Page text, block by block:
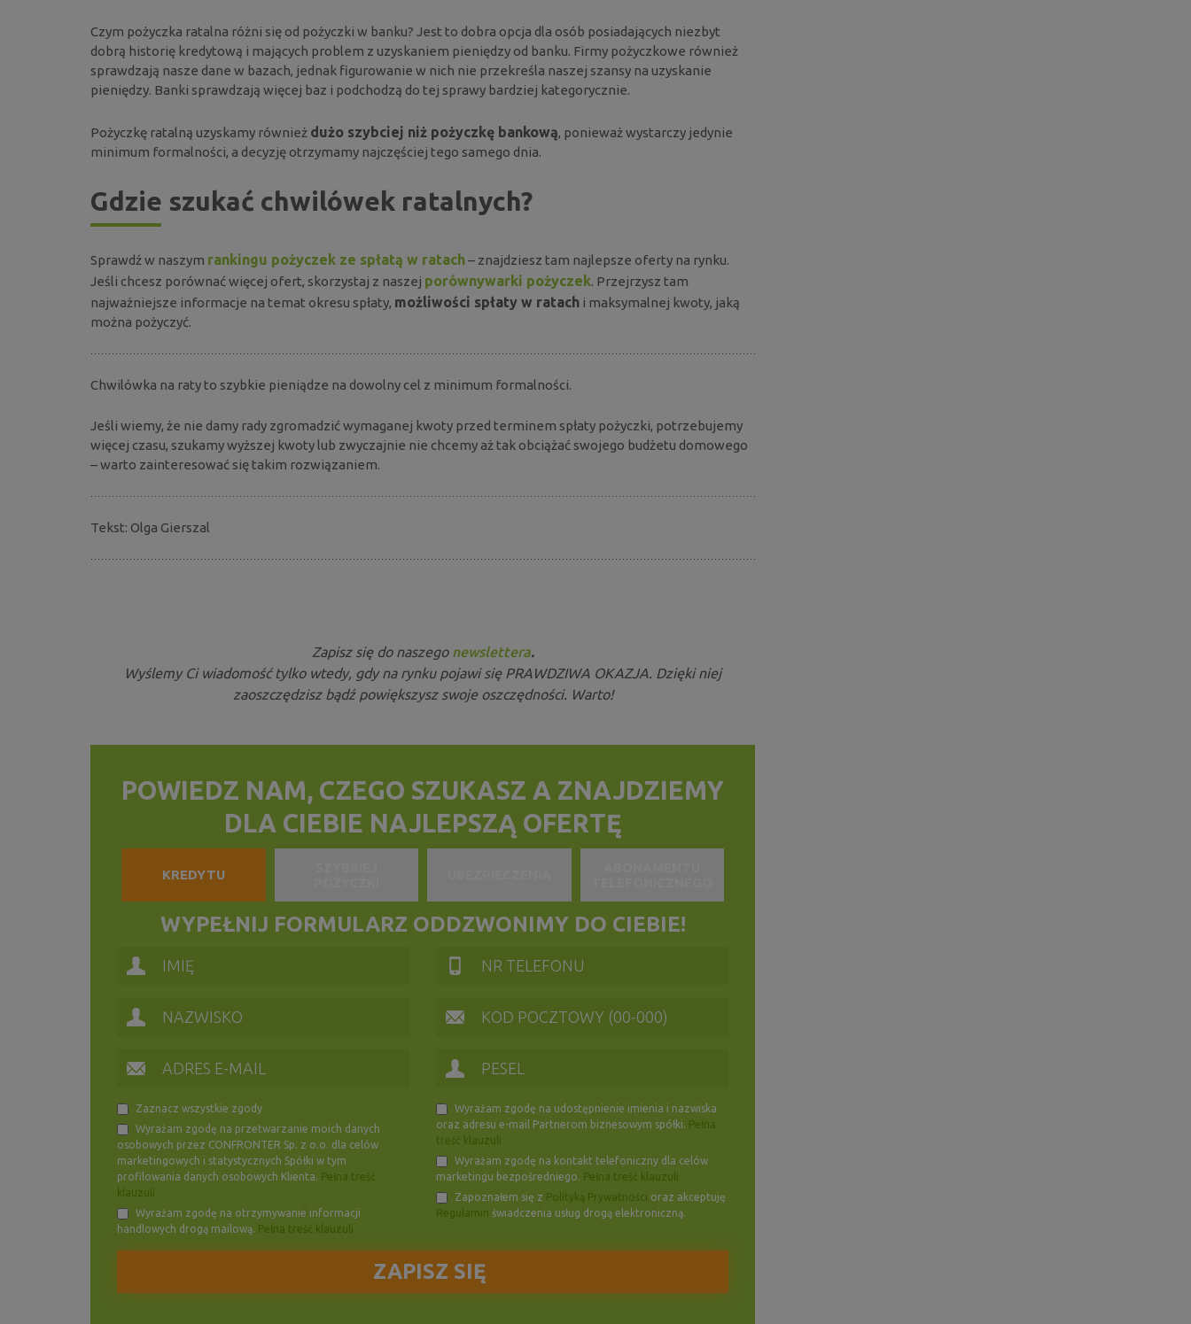
Czym pożyczka ratalna różni się od pożyczki w banku? Jest to dobra opcja dla osób posiadających niezbyt
dobrą historię kredytową i mających problem z uzyskaniem pieniędzy od banku. Firmy pożyczkowe również
sprawdzają nasze dane w bazach, jednak figurowanie w nich nie przekreśla naszej szansy na uzyskanie
pieniędzy. Banki sprawdzają więcej baz i podchodzą do tej sprawy bardziej kategorycznie.
Pożyczkę ratalną uzyskamy również dużo szybciej niż pożyczkę bankową, ponieważ wystarczy jedynie
minimum formalności, a decyzję otrzymamy najczęściej tego samego dnia.
Gdzie szukać chwilówek ratalnych?
Sprawdź w naszym rankingu pożyczek ze spłatą w ratach– znajdziesz tam najlepsze oferty na rynku.
Jeśli chcesz porównać więcej ofert, skorzystaj z naszej porównywarki pożyczek. Przejrzysz tam
najważniejsze informacje na temat okresu spłaty, możliwości spłaty w ratach i maksymalnej kwoty, jaką
można pożyczyć.
Chwilówka na raty to szybkie pieniądze na dowolny cel z minimum formalności.
Jeśli wiemy, że nie damy rady zgromadzić wymaganej kwoty przed terminem spłaty pożyczki, potrzebujemy
więcej czasu, szukamy wyższej kwoty lub zwyczajnie nie chcemy aż tak obciążać swojego budżetu domowego
– warto zainteresować się takim rozwiązaniem.
Tekst: Olga Gierszal
Zapisz się do naszego newslettera.
Wyślemy Ci wiadomość tylko wtedy, gdy na rynku pojawi się PRAWDZIWA OKAZJA. Dzięki niej
zaoszczędzisz bądź powiększysz swoje oszczędności. Warto!
POWIEDZ NAM, CZEGO SZUKASZ A ZNAJDZIEMY
DLA CIEBIE NAJLEPSZĄ OFERTĘ
KREDYTU
WYPEŁNIJ FORMULARZ ODDZWONIMY DO CIEBIE!
Zaznacz wszystkie zgody
Wyrażam zgodę na przetwarzanie moich danych
osobowych przez CONFRONTER Sp. z o.o. dla celów
marketingowych i statystycznych Spółki w tym
profilowania danych osobowych Klienta. Pełna treść
klauzuli
Wyrażam zgodę na otrzymywanie informacji
handlowych drogą mailową. Pełna treść klauzuli
Wyrażam zgodę na udostępnienie imienia i nazwiska
oraz adresu e-mail Partnerom biznesowym spółki. Pełna
treść klauzuli
Wyrażam zgodę na kontakt telefoniczny dla celów
marketingu bezpośredniego. Pełna treść klauzuli
Zapoznałem się z Polityką Prywatności oraz akceptuję
Regulamin świadczenia usług drogą elektroniczną.